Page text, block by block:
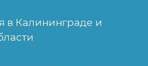
в Калининграде и